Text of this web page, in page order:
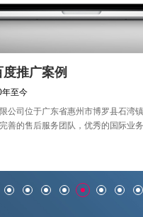
推广案例
至今
公司位于广东省惠州市博罗县石湾
善的售后服务团队，优秀的国际业